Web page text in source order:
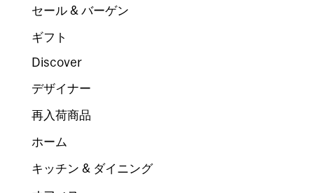
セール & バーゲン
ギフト
Discover
デザイナー
再入荷商品
ホーム
キッチン & ダイニング